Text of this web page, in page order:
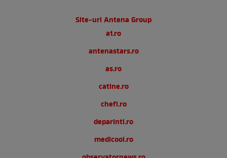
Site-uri Antena Group
a1.ro
antenastars.ro
as.ro
catine.ro
chefi.ro
deparinti.ro
medicool.ro